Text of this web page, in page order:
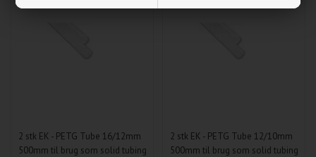
2 stk EK - PETG Tube 16/12mm
500mm til brug som solid tubing
2 stk EK - PETG Tube 12/10mm
500mm til brug som solid tubing